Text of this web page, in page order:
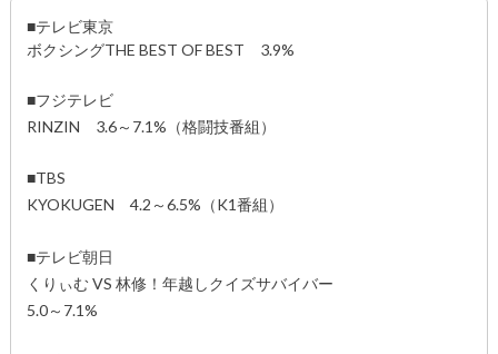
■テレビ東京
ボクシングTHE BEST OF BEST 3.9%
■フジテレビ
RINZIN 3.6～7.1%（格闘技番組）
■TBS
KYOKUGEN 4.2～6.5%（K1番組）
■テレビ朝日
くりぃむ VS 林修！年越しクイズサバイバー
5.0～7.1%